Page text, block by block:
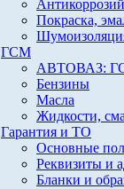
Покраска,
ГСМ
АВТОВАЗ:
Бензины
Масла
Жидкости,
Гарантия и ТО
Основные
Реквизиты и
Бланки и